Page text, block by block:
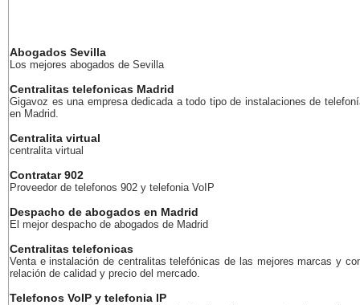
Abogados Sevilla
Los mejores abogados de Sevilla
Centralitas telefonicas Madrid
Gigavoz es una empresa dedicada a todo tipo de instalaciones de
en Madrid.
Centralita virtual
centralita virtual
Contratar 902
Proveedor de telefonos 902 y telefonia VoIP
Despacho de abogados en Madrid
El mejor despacho de abogados de Madrid
Centralitas telefonicas
Venta e instalación de centralitas telefónicas de las mejores marcas y
relación de calidad y precio del mercado.
Telefonos VoIP y telefonia IP